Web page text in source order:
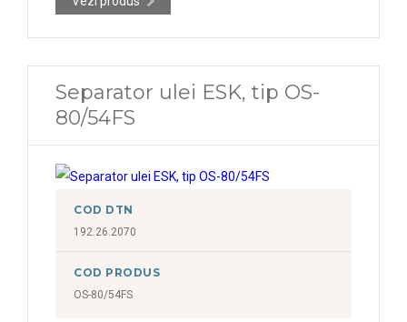
Separator ulei ESK, tip OS-
80/54FS
COD DTN
192.26.2070
COD PRODUS
OS-80/54FS